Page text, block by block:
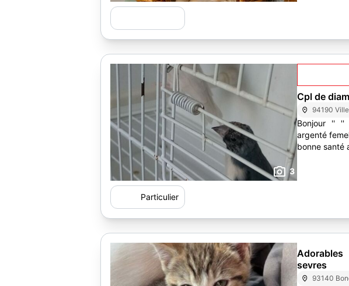
3
Cpl de
94190
Bonjour '' ''
argenté
bonne santé
Particulier
sevres
93140